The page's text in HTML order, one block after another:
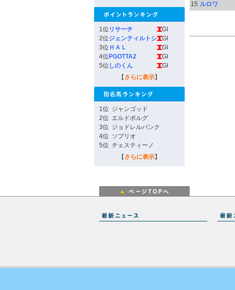
1位 リサーチ
GI
2位ジェンティルトシ
GI
3位 ＨＡＬ
GI
4位 PGOTTA2
GI
5位 しのくん
GI
【 さらに表示】
1位 ジャンゴッド
2位 エルドボルグ
3位 ジョドレルバンク
4位 ソブリオ
5位 チェスティーノ
【 さらに表示】
15 ルロワ